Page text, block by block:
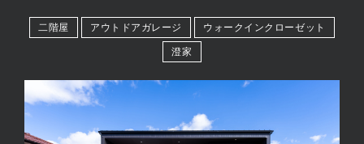
二階屋 アウトドアガレージ ウォークインクローゼット
澄家